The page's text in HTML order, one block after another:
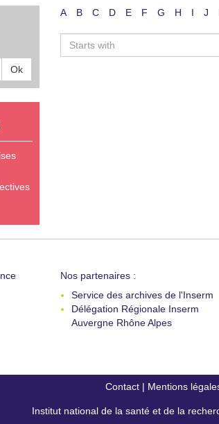
Ok
A B C D E F G H I J
Nos partenaires :
Service des archives de l'Inserm
Délégation Régionale Inserm
Auvergne Rhône Alpes
Contact| Mentions
Institut national de la santé et de la